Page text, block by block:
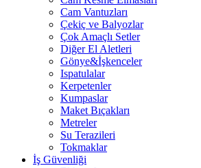
Cam Vantuzları
Çekiç ve Balyozlar
Çok Amaçlı Setler
Diğer El Aletleri
Gönye&İşkenceler
Ispatulalar
Kerpetenler
Kumpaslar
Maket Bıçakları
Metreler
Su Terazileri
Tokmaklar
İş Güvenliği